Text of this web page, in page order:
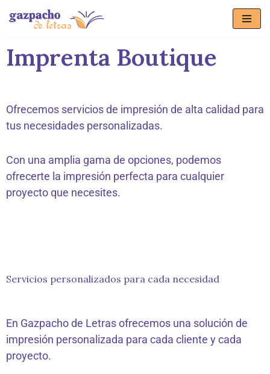
al
contenido
Imprenta Boutique
Ofrecemos servicios de impresión de alta calidad para
tus necesidades personalizadas.
Con una amplia gama de opciones, podemos
ofrecerte la impresión perfecta para cualquier
proyecto que necesites.
Servicios personalizados para cada necesidad
En Gazpacho de Letras ofrecemos una solución de
impresión personalizada para cada cliente y cada
proyecto.